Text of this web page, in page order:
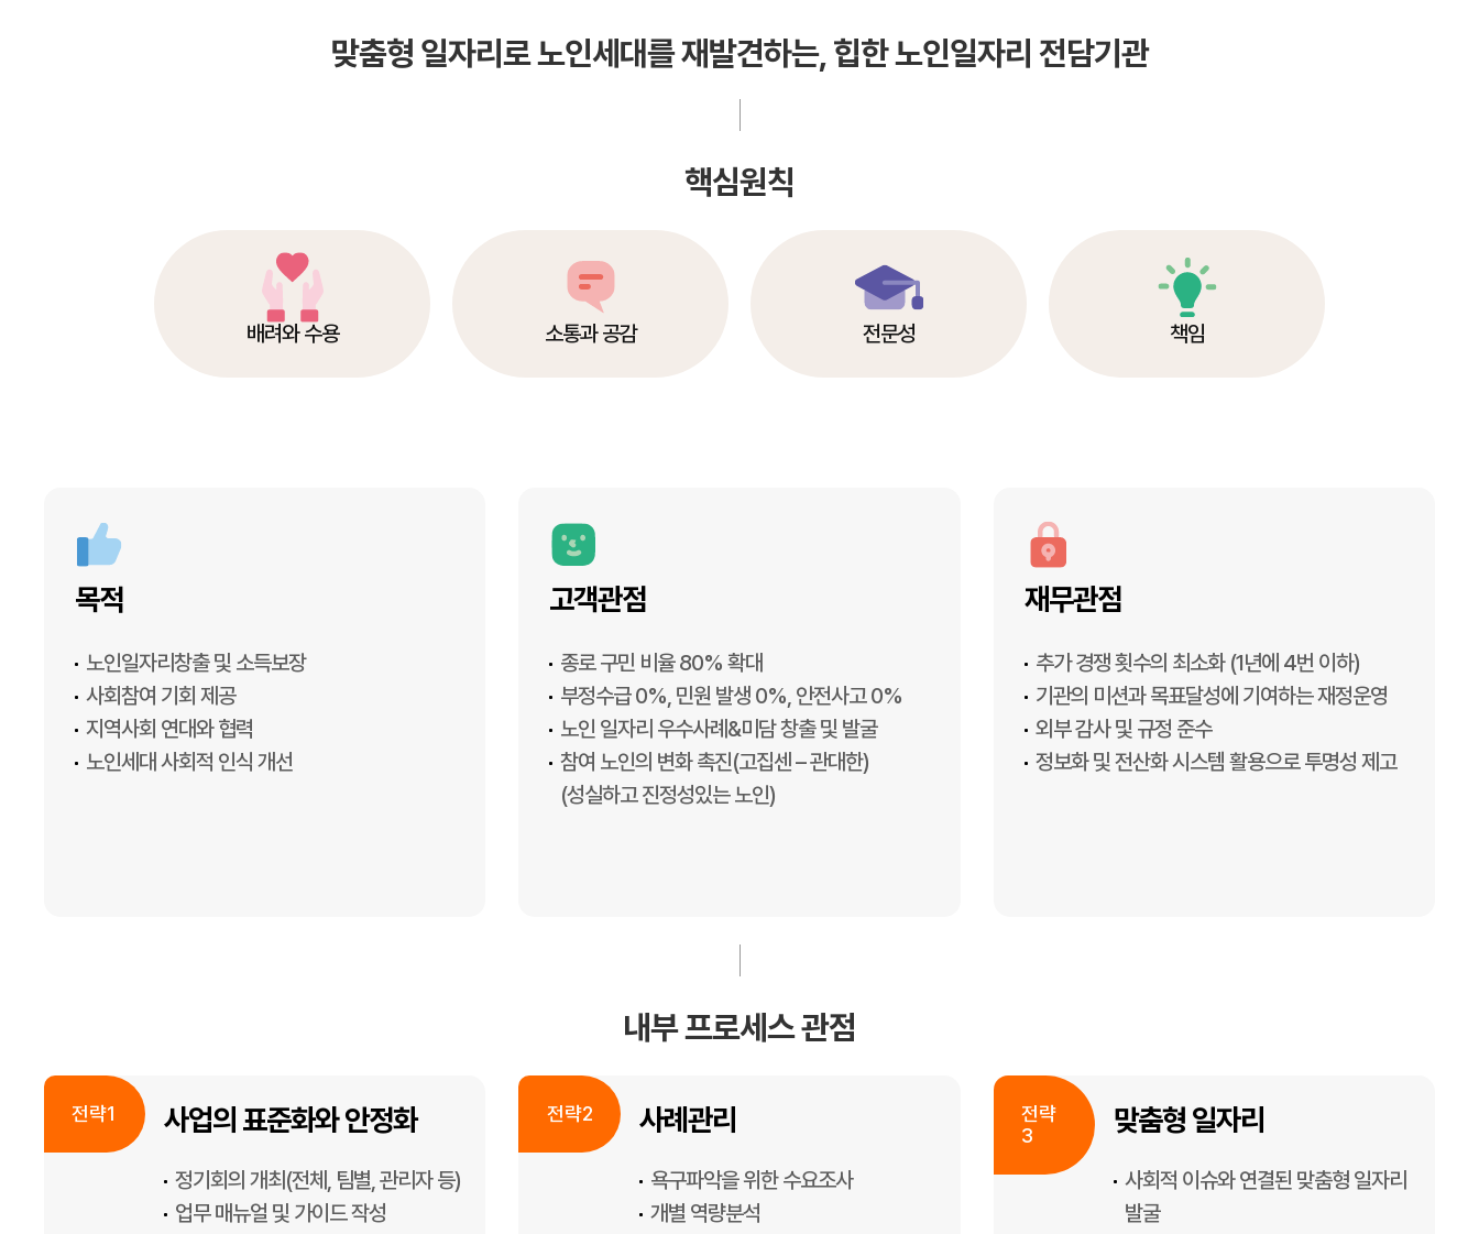
맞춤형 일자리로 노인세대를 재발견하는, 힙한 노인일자리 전담기관
핵심원칙
배려와 수용 소통과 공감 전문성 책임
목적
노인일자리창출 및 소득보장
사회참여 기회 제공
지역사회 연대와 협력
노인세대 사회적 인식 개선
고객관점
종로 구민 비율 80% 확대
부정수급 0%, 민원 발생 0%, 안전사고 0%
노인 일자리 우수사례&미담 창출 및 발굴
참여 노인의 변화 촉진(고집센 – 관대한)
(성실하고 진정성있는 노인)
재무관점
추가 경쟁 횟수의 최소화 (1년에 4번 이하)
기관의 미션과 목표달성에 기여하는 재정운영
외부 감사 및 규정 준수
정보화 및 전산화 시스템 활용으로 투명성 제고
내부 프로세스 관점
사업의 표준화와 안정화
정기회의 개최(전체, 팀별, 관리자 등)
업무 매뉴얼 및 가이드 작성
사례관리
욕구파악을 위한 수요조사
개별 역량분석
맞춤형 일자리
사회적 이슈와 연결된 맞춤형 일자리
발굴